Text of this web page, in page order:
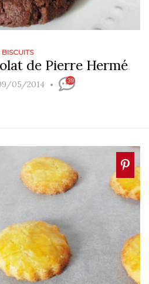
BISCUITS
de Pierre Hermé
05/2014 39